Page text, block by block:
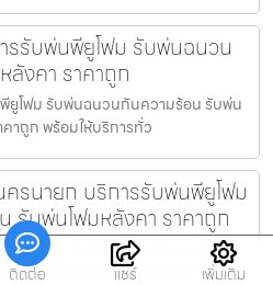
รรับพ่นพียูโฟม รับพ่นฉนวน
งคา ราคาถูก
ยูโฟม รับพ่นฉนวนกันความร้อน รับพ่น
าถูก พร้อมให้บริการทั่ว
รนายก บริการรับพ่นพียูโฟม
บพ่นโฟมหลังคา ราคาถูก
บริการรับพ่นพียูโฟม รับพ่นฉนวนกัน
ฟมกันเสียง ราคาถูก พร้อมให้
ติดต่อ แชร์ เพิ่มเติม